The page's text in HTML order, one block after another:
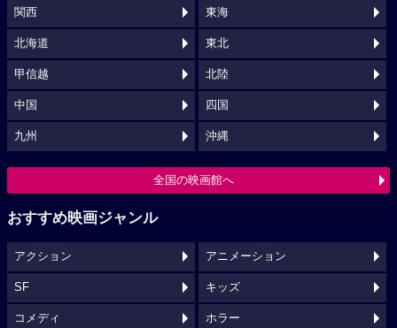
関西 東海
北海道 東北
甲信越 北陸
中国 四国
九州 沖縄
全国の映画館へ
おすすめ映画ジャンル
アクション アニメーション
SF キッズ
コメディ ホラー